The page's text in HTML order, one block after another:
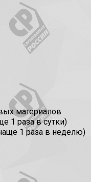
материалов
1 раза в сутки)
1 раза в неделю)